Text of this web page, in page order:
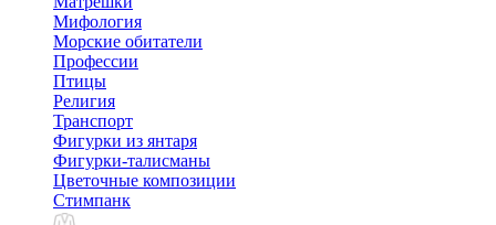
Мифология
Морские обитатели
Профессии
Птицы
Религия
Транспорт
Фигурки из янтаря
Фигурки-талисманы
Цветочные композиции
Стимпанк